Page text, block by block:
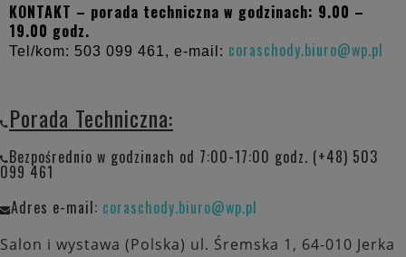
KONTAKT – porada techniczna w godzinach: 9.00 –
19.00 godz.
Tel/kom: 503 099 461, e-mail: coraschody.biuro@wp.pl
Porada Techniczna:
Bezpośrednio w godzinach od 7:00-17:00 godz. (+48) 503
099 461
Adres e-mail: coraschody.biuro@wp.pl
Salon i wystawa (Polska) ul. Śremska 1, 64-010 Jerka